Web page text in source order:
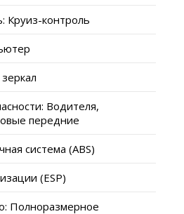
Круиз-контроль
Водителя,
передние
система (ABS)
(ESP)
Полноразмерное